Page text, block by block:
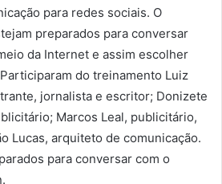
para redes sociais. O
preparados para conversar
da Internet e assim escolher
do treinamento Luiz
jornalista e escritor; Donizete
Marcos Leal, publicitário,
Lucas, arquiteto de comunicação.
para conversar com o